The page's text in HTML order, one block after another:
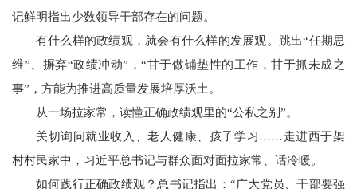
记鲜明指出少数领导干部存在的问题。
有什么样的政绩观，就会有什么样的发展观。跳出“任期思
维”、摒弃“政绩冲动”，“甘于做铺垫性的工作，甘于抓未成之
事”，方能为推进高质量发展培厚沃土。
从一场拉家常，读懂正确政绩观里的“公私之别”。
关切询问就业收入、老人健康、孩子学习……走进西于架
村村民家中，习近平总书记与群众面对面拉家常、话冷暖。
如何践行正确政绩观？总书记指出：“广大党员、干部要强